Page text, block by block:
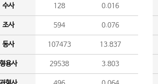
수사 128 0.016
조사 594 0.076
동사 107473 13.837
용사 29538 3.803